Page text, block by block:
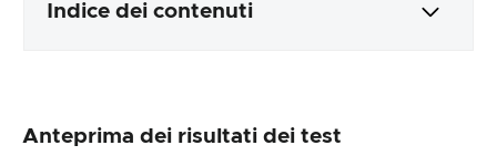
Indice dei contenuti
Lavorazione e aspetto del prodotto
Anteprima dei risultati dei test